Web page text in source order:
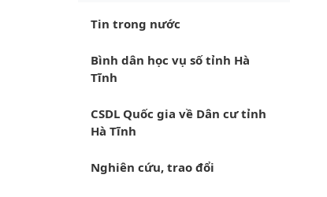
Tin trong nước
Bình dân học vụ số tỉnh Hà
Tĩnh
CSDL Quốc gia về Dân cư tỉnh
Hà Tĩnh
Nghiên cứu, trao đổi